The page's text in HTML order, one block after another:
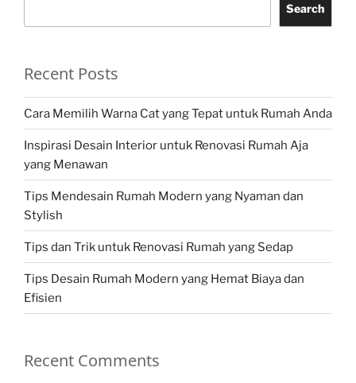
Search
Recent Posts
Cara Memilih Warna Cat yang Tepat untuk Rumah Anda
Inspirasi Desain Interior untuk Renovasi Rumah Aja
yang Menawan
Tips Mendesain Rumah Modern yang Nyaman dan
Stylish
Tips dan Trik untuk Renovasi Rumah yang Sedap
Tips Desain Rumah Modern yang Hemat Biaya dan
Efisien
Recent Comments